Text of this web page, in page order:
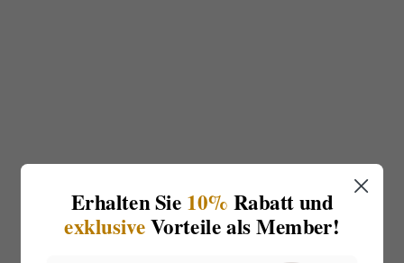
Erhalten Sie 10% Rabatt und
exklusiveVorteile als Member!